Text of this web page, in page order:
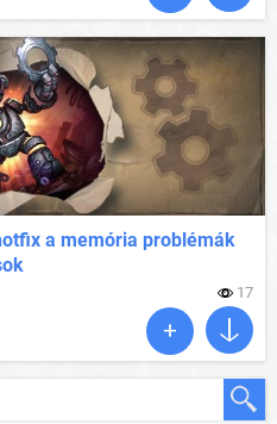
a memória problémák
17